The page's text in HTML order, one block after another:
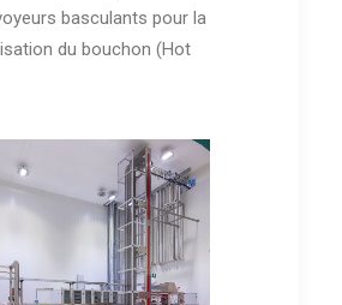
basculants pour la
du bouchon (Hot